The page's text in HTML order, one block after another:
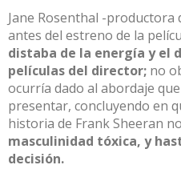
Jane Rosenthal -productora
antes del estreno de la
distaba de la energía y el
películas del director; no
ocurría dado al abordaje
presentar, concluyendo en
historia de Frank Sheeran
masculinidad tóxica, y
decisión.